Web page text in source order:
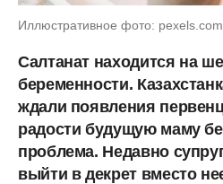
Иллюстративное фото: pexels.com
Салтанат находится на
беременности.
ждали появления
радости будущую маму
проблема. Недавно
выйти в декрет вместо